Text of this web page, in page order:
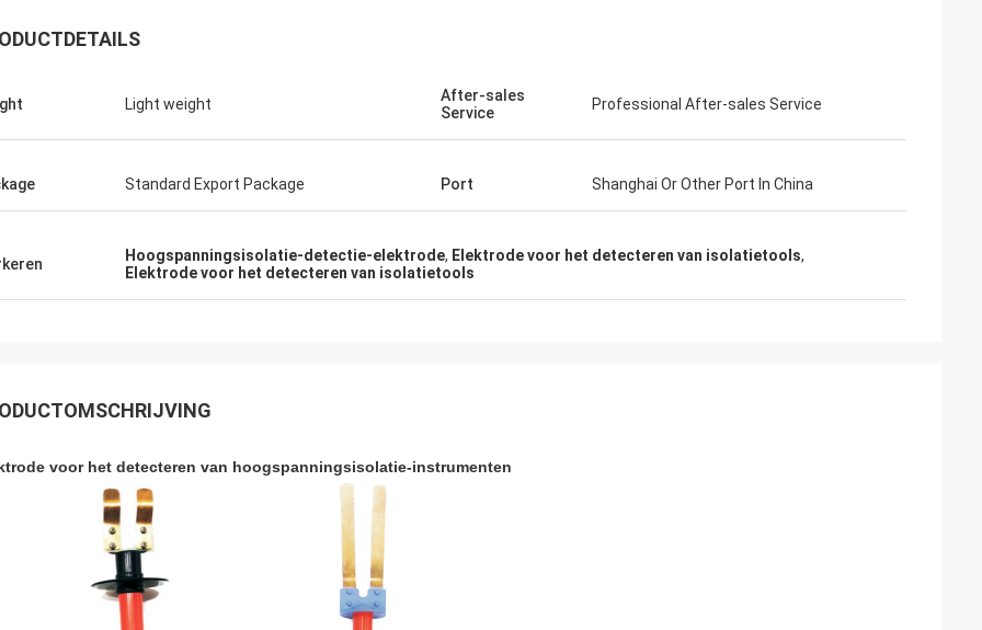
verschijnsel.
professioneel.
Light weight
After-sales
Service
Professional After-sales Service
Standard Export Package Port Shanghai Or Other Port In China
Hoogspanningsisolatie-detectie-elektrode, Elektrode voor het detecteren van isolatietools,
Elektrode voor het detecteren van isolatietools
voor het detecteren van hoogspanningsisolatie-instrumenten